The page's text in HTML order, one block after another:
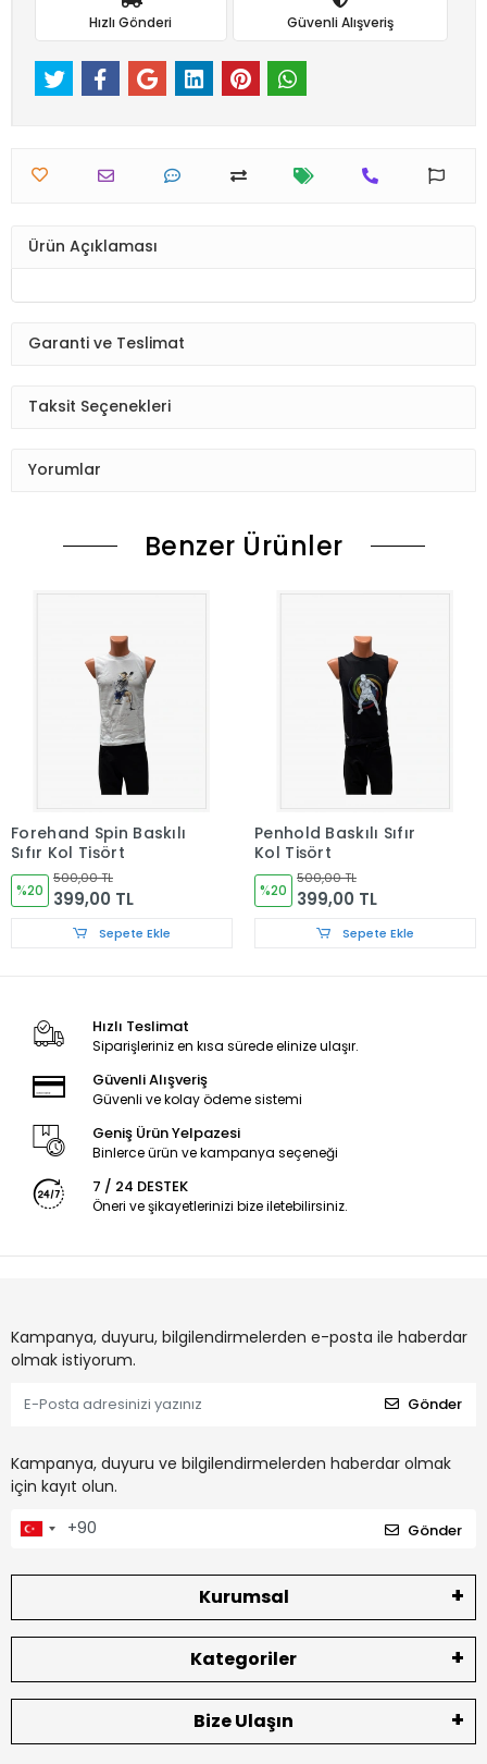
Hızlı Gönderi Güvenli Alışveriş
Ürün Açıklaması
Garanti ve Teslimat
Taksit Seçenekleri
Yorumlar
Benzer Ürünler
Forehand Spin Baskılı
Sıfır Kol Tişört
%20
500,00 TL
399,00 TL
Sepete Ekle
Penhold Baskılı Sıfır
Kol Tişört
%20
500,00 TL
399,00 TL
Sepete Ekle
Hızlı Teslimat
Siparişleriniz en kısa sürede elinize ulaşır.
Güvenli Alışveriş
Güvenli ve kolay ödeme sistemi
Geniş Ürün Yelpazesi
Binlerce ürün ve kampanya seçeneği
7 / 24 DESTEK
Öneri ve şikayetlerinizi bize iletebilirsiniz.
Kampanya, duyuru, bilgilendirmelerden e-posta ile haberdar
olmak istiyorum.
Gönder
Kampanya, duyuru ve bilgilendirmelerden haberdar olmak
için kayıt olun.
Gönder
Kurumsal
Kategoriler
Bize Ulaşın